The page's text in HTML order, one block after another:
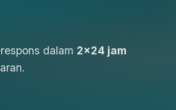
dalam 2×24 jam